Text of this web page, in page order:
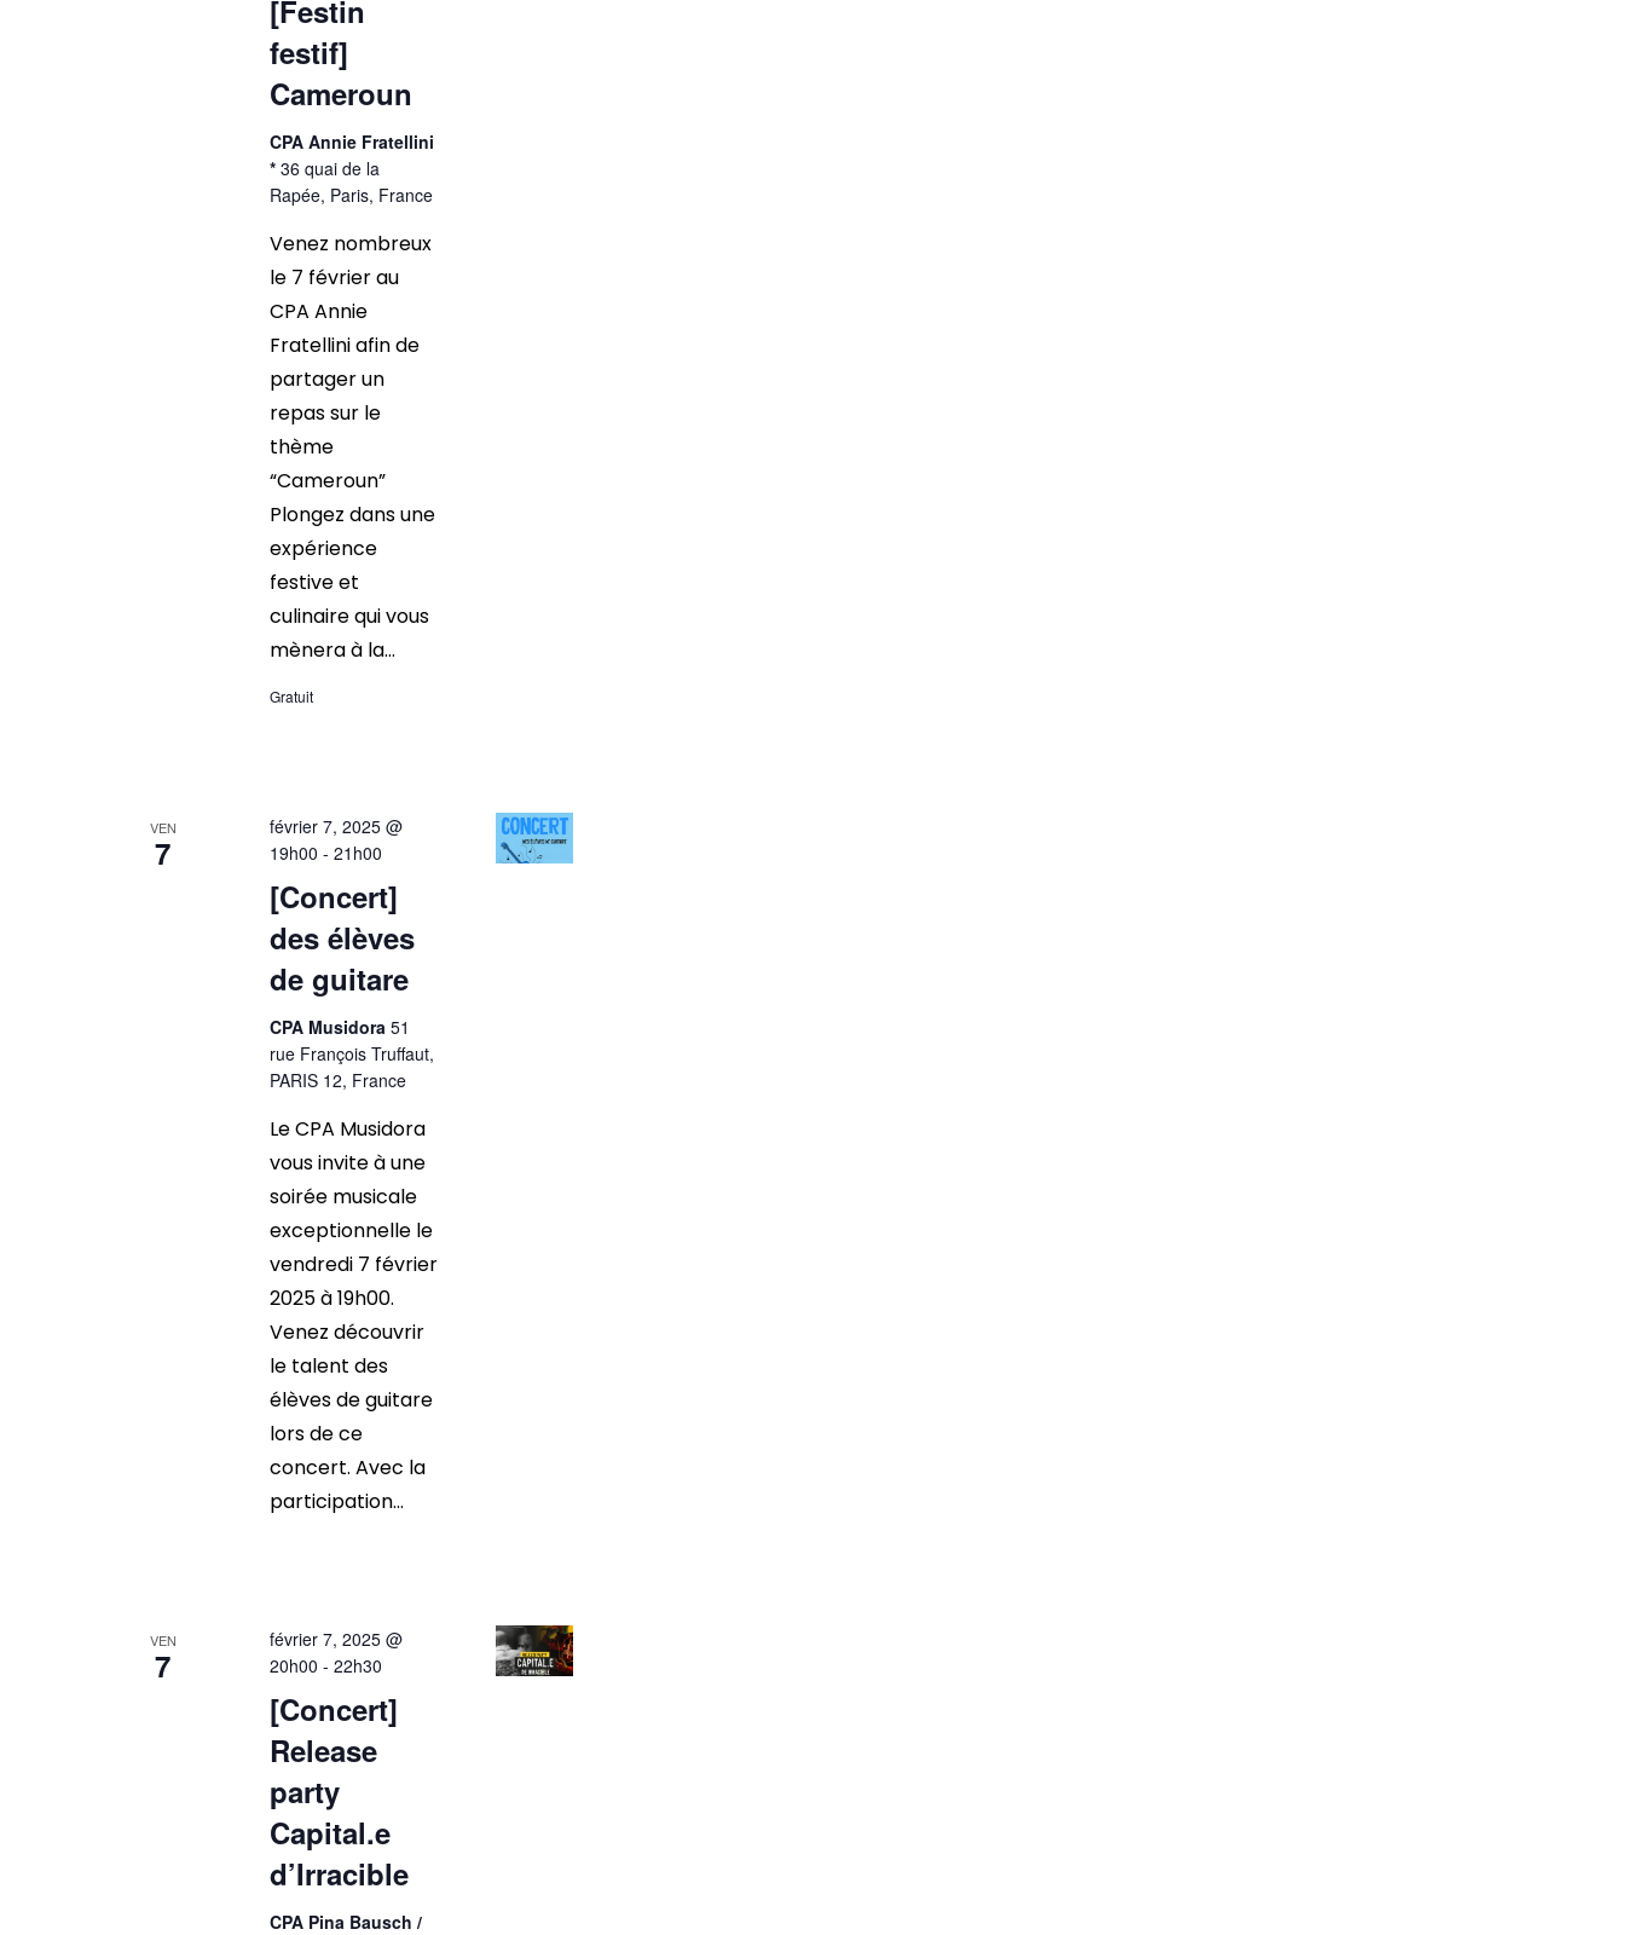
[Festin
festif]
Cameroun
CPA Annie Fratellini
*36 quai de la
Rapée, Paris, France
Venez nombreux
le 7 février au
CPA Annie
Fratellini afin de
partager un
repas sur le
thème
“Cameroun”
Plongez dans une
expérience
festive et
culinaire qui vous
mènera à la...
Gratuit
VEN
7
[Concert]
des élèves
de guitare
février 7, 2025 @
19h00 -21h00
CPA Musidora51
rue François Truffaut,
PARIS 12, France
Le CPA Musidora
vous invite à une
soirée musicale
exceptionnelle le
vendredi 7 février
2025 à 19h00.
Venez découvrir
le talent des
élèves de guitare
lors de ce
concert. Avec la
participation...
VEN
7
[Concert]
Release
party
Capital.e
d’Irracible
février 7, 2025 @
20h00 -22h30
CPA Pina Bausch /